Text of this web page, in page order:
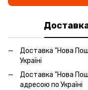
Доставка "Нова
Україні
Доставка "Нова
адресою по Україні